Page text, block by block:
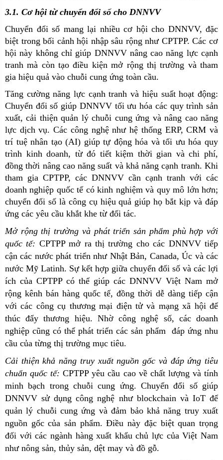
3.1. Cơ hội từ chuyển đổi số cho DNNVV
Chuyển đổi số mang lại nhiều cơ hội cho DNNVV, đặc
biệt trong bối cảnh hội nhập sâu rộng như CPTPP. Các cơ
hội này không chỉ giúp DNNVV nâng cao năng lực cạnh
tranh mà còn tạo điều kiện mở rộng thị trường và tham
gia hiệu quả vào chuỗi cung ứng toàn cầu.
Tăng cường năng lực cạnh tranh và hiệu suất hoạt động:
Chuyển đổi số giúp DNNVV tối ưu hóa các quy trình sản
xuất, cải thiện quản lý chuỗi cung ứng và nâng cao năng
lực dịch vụ. Các công nghệ như hệ thống ERP, CRM và
trí tuệ nhân tạo (AI) giúp tự động hóa và tối ưu hóa quy
trình kinh doanh, từ đó tiết kiệm thời gian và chi phí,
đồng thời nâng cao năng suất và khả năng cạnh tranh. Khi
tham gia CPTPP, các DNNVV cần cạnh tranh với các
doanh nghiệp quốc tế có kinh nghiệm và quy mô lớn hơn;
chuyển đổi số là công cụ hiệu quả giúp họ bắt kịp và đáp
ứng các yêu cầu khắt khe từ đối tác.
Mở rộng thị trường và phát triển sản phẩm phù hợp với
quốc tế: CPTPP mở ra thị trường cho các DNNVV tiếp
cận các nước phát triển như Nhật Bản, Canada, Úc và các
nước Mỹ Latinh. Sự kết hợp giữa chuyển đổi số và các lợi
ích của CPTPP có thể giúp các DNNVV Việt Nam mở
rộng kênh bán hàng quốc tế, đồng thời dễ dàng tiếp cận
với các công cụ thương mại điện tử và mạng xã hội để
thúc đẩy thương hiệu. Nhờ công nghệ số, các doanh
nghiệp cũng có thể phát triển các sản phẩm đáp ứng nhu
cầu của từng thị trường mục tiêu.
Cải thiện khả năng truy xuất nguồn gốc và đáp ứng tiêu
chuẩn quốc tế:CPTPP yêu cầu cao về chất lượng và tính
minh bạch trong chuỗi cung ứng. Chuyển đổi số giúp
DNNVV sử dụng công nghệ như blockchain và IoT để
quản lý chuỗi cung ứng và đảm bảo khả năng truy xuất
nguồn gốc của sản phẩm. Điều này đặc biệt quan trọng
đối với các ngành hàng xuất khẩu chủ lực của Việt Nam
như nông sản, thủy sản, dệt may và đồ gỗ.